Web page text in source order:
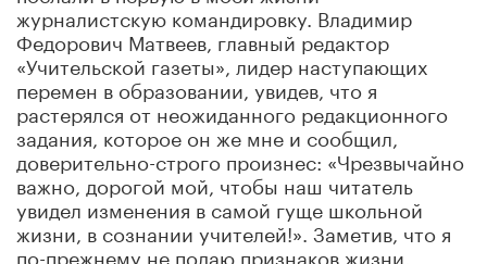
журналистскую командировку. Владимир
Федорович Матвеев, главный редактор
«Учительской газеты», лидер наступающих
перемен в образовании, увидев, что я
растерялся от неожиданного редакционного
задания, которое он же мне и сообщил,
доверительно-строго произнес: «Чрезвычайно
важно, дорогой мой, чтобы наш читатель
увидел изменения в самой гуще школьной
жизни, в сознании учителей!». Заметив, что я
по-прежнему не подаю признаков жизни,